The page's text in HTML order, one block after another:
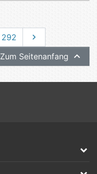
292 Weiter

Zum Seitenanfang 